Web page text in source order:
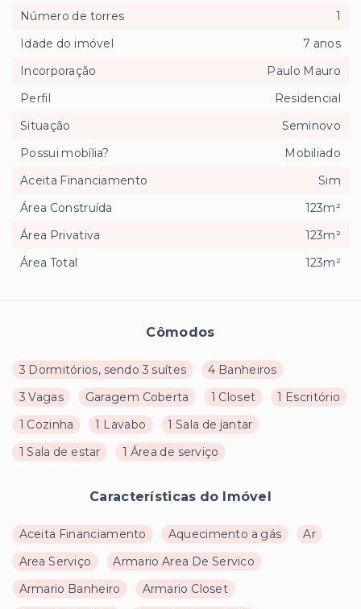
Cômodos
3 Dormitórios, sendo 3 suítes
4 Banheiros
3 Vagas
Garagem Coberta 1 Closet
1 Escritório
1 Cozinha
1 Lavabo
1 Sala de jantar
1 Sala de estar
1 Área de serviço
Características do Imóvel
Aceita Financiamento Aquecimento a gás
Ar
Area Serviço
Armario Area De Servico
Armario Banheiro
Armario Closet
Número de torres
1
Idade do imóvel
7 anos
Incorporação
Paulo Mauro
Perfil
Residencial
Situação
Seminovo
Possui mobília?
Mobiliado
Aceita Financiamento
Sim
Área Construída
123m²
Área Privativa
123m²
Área Total
123m²